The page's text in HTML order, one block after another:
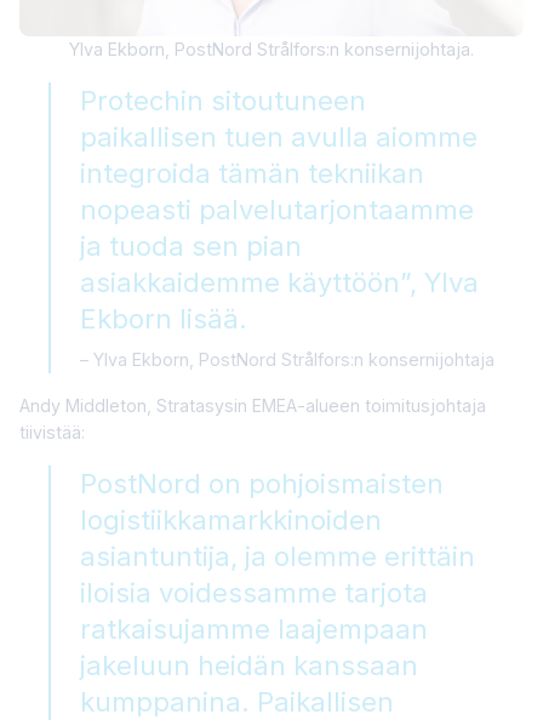
Ylva Ekborn, PostNord Strålfors:n konsernijohtaja.
Protechin sitoutuneen
paikallisen tuen avulla aiomme
integroida tämän tekniikan
nopeasti palvelutarjontaamme
ja tuoda sen pian
asiakkaidemme käyttöön”, Ylva
Ekborn lisää.
Ylva Ekborn, PostNord Strålfors:n konsernijohtaja
Andy Middleton, Stratasysin EMEA-alueen toimitusjohtaja
tiivistää:
PostNord on pohjoismaisten
logistiikkamarkkinoiden
asiantuntija, ja olemme erittäin
iloisia voidessamme tarjota
ratkaisujamme laajempaan
jakeluun heidän kanssaan
kumppanina. Paikallisen